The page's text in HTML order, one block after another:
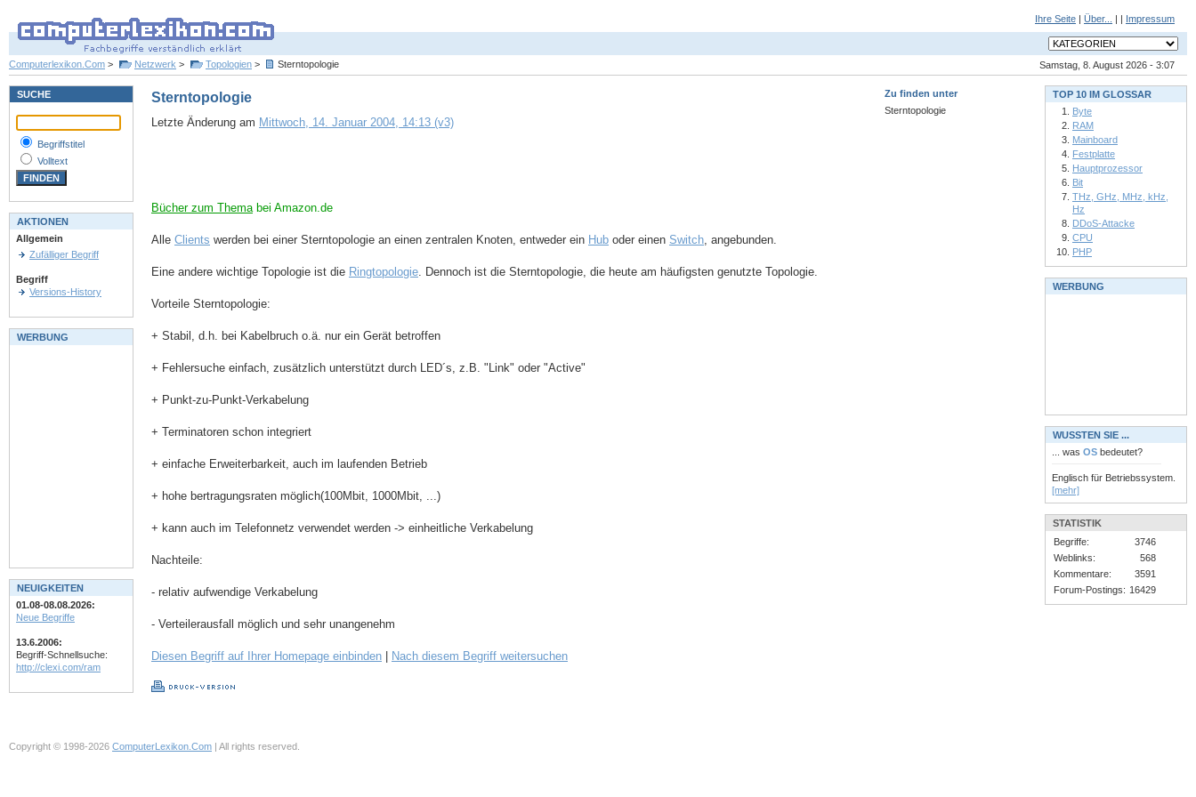
Ihre Seite | Über... | | Impressum
Samstag, 8. August 2026 - 3:07
Computerlexikon.Com > Netzwerk > Topologien > Sterntopologie
Zu finden unter
Sterntopologie
Sterntopologie
Letzte Änderung am Mittwoch, 14. Januar 2004, 14:13 (v3)
Bücher zum Themabei Amazon.de
Alle Clients werden bei einer Sterntopologie an einen zentralen Knoten, entweder ein Hub oder einen Switch, angebunden.
Eine andere wichtige Topologie ist die Ringtopologie. Dennoch ist die Sterntopologie, die heute am häufigsten genutzte Topologie.
Vorteile Sterntopologie:
+ Stabil, d.h. bei Kabelbruch o.ä. nur ein Gerät betroffen
+ Fehlersuche einfach, zusätzlich unterstützt durch LED´s, z.B. "Link" oder "Active"
+ Punkt-zu-Punkt-Verkabelung
+ Terminatoren schon integriert
+ einfache Erweiterbarkeit, auch im laufenden Betrieb
+ hohe bertragungsraten möglich(100Mbit, 1000Mbit, ...)
+ kann auch im Telefonnetz verwendet werden -> einheitliche Verkabelung
Nachteile:
- relativ aufwendige Verkabelung
- Verteilerausfall möglich und sehr unangenehm
Diesen Begriff auf Ihrer Homepage einbinden Nach diesem Begriff weitersuchen
SUCHE
Begriffstitel
Volltext
AKTIONEN
Allgemein
Zufälliger Begriff
Begriff
Versions-History
WERBUNG
NEUIGKEITEN
01.08-08.08.2026:
Neue Begriffe
13.6.2006:
Begriff-Schnellsuche:
http://clexi.com/ram
TOP 10 IM GLOSSAR
Byte
RAM
Mainboard
Festplatte
Hauptprozessor
Bit
THz, GHz, MHz, kHz,
Hz
DDoS-Attacke
CPU
PHP
WERBUNG
WUSSTEN SIE ...
... was OS bedeutet?
Englisch für Betriebssystem.
[mehr]
STATISTIK
Begriffe:
3746
Weblinks:
568
Kommentare:
3591
Forum-Postings: 16429
Copyright © 1998-2026 ComputerLexikon.Com | All rights reserved.